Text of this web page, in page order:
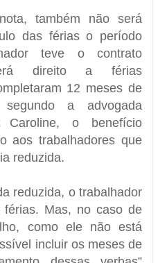
também não será
das férias o período
teve o contrato
direito a férias
12 meses de
segundo a advogada
Caroline, o benefício
aos trabalhadores que
reduzida.
reduzida, o trabalhador
Mas, no caso de
como ele não está
incluir os meses de